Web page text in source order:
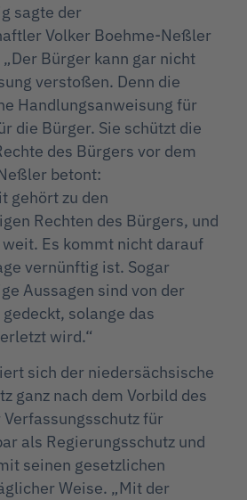
sagte der
Volker Boehme-Neßler
Bürger kann gar nicht
verstoßen. Denn die
Handlungsanweisung für
die Bürger. Sie schützt die
des Bürgers vor dem
betont:
gehört zu den
Rechten des Bürgers, und
Es kommt nicht darauf
vernünftig ist. Sogar
Aussagen sind von der
solange das
wird.“
sich der niedersächsische
ganz nach dem Vorbild des
für
als Regierungsschutz und
seinen gesetzlichen
Weise. „Mit der